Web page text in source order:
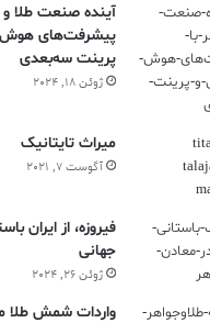
آینده صنعت طلا و
پیشرفت‌های
پرینت سه‌بعدی
ژوئن 18, 2024
ميراث تايتانيک
آگوست 7, 2021
فیروزه، از ایران
جهانی
ژوئن 26, 2024
واردات شمش طلا